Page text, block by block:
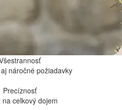
náročné požiadavky
Precíznosť
na celkový dojem